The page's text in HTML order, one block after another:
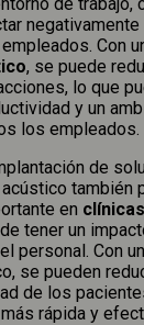
Con
, se puede
lo que
y un
los empleados.
de
también
en
tener un
personal. Con
se pueden
de los
rápida y